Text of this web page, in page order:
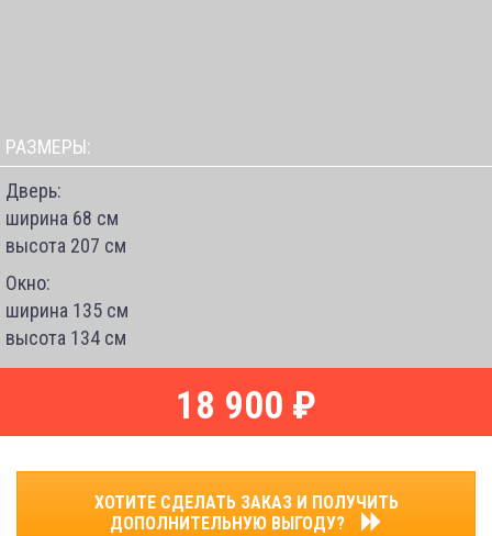
РАЗМЕРЫ:
Дверь:
ширина 68 см
высота 207 см
Окно:
ширина 135 см
высота 134 см
18 900 ₽
ХОТИТЕ СДЕЛАТЬ ЗАКАЗ И ПОЛУЧИТЬ
ДОПОЛНИТЕЛЬНУЮ ВЫГОДУ?